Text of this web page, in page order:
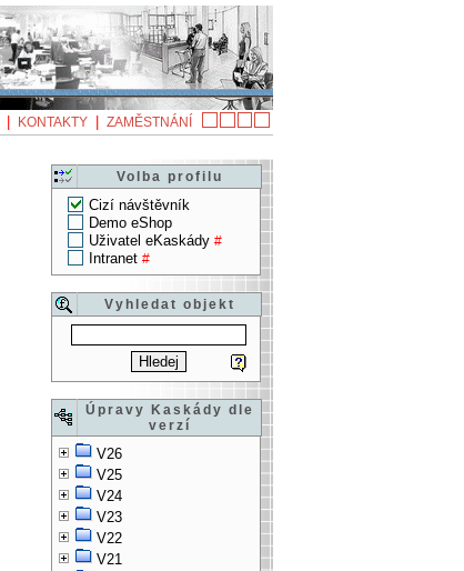
KONTAKTY ZAMĚSTNÁNÍ
Volba profilu
Cizí návštěvník
Demo eShop
Uživatel eKaskády #
Intranet #
Vyhledat objekt
Úpravy Kaskády dle
verzí
V26
V25
V24
V23
V22
V21